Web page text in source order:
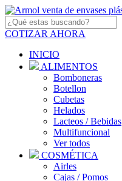
COTIZAR AHORA
INICIO
ALIMENTOS
Bomboneras
Botellon
Cubetas
Helados
Lacteos / Bebidas
Multifuncional
Ver todos
COSMÉTICA
Airles
Cajas / Pomos